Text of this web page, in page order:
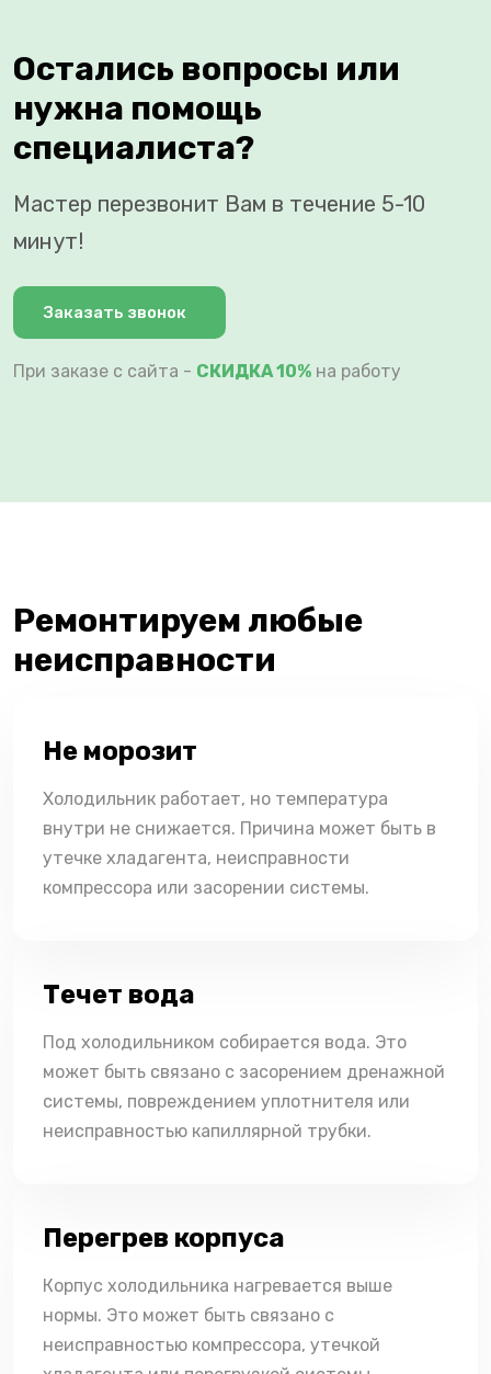
Остались вопросы или
нужна помощь
специалиста?
Мастер перезвонит Вам в течение 5-10
минут!
Заказать звонок
При заказе с сайта - СКИДКА 10% на работу
Ремонтируем любые
неисправности
Не морозит
Холодильник работает, но температура
внутри не снижается. Причина может быть в
утечке хладагента, неисправности
компрессора или засорении системы.
Течет вода
Под холодильником собирается вода. Это
может быть связано с засорением дренажной
системы, повреждением уплотнителя или
неисправностью капиллярной трубки.
Перегрев корпуса
Корпус холодильника нагревается выше
нормы. Это может быть связано с
неисправностью компрессора, утечкой